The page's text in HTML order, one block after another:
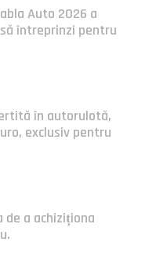
Auto 2026 a
întreprinzi pentru
în autorulotă,
exclusiv pentru
a achiziționa